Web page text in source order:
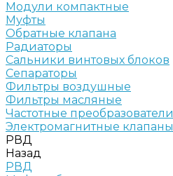
Модули компактные
Муфты
Обратные клапана
Радиаторы
Сальники винтовых блоков
Сепараторы
Фильтры воздушные
Фильтры масляные
Частотные преобразователи
Электромагнитные клапаны
РВД
Назад
РВД